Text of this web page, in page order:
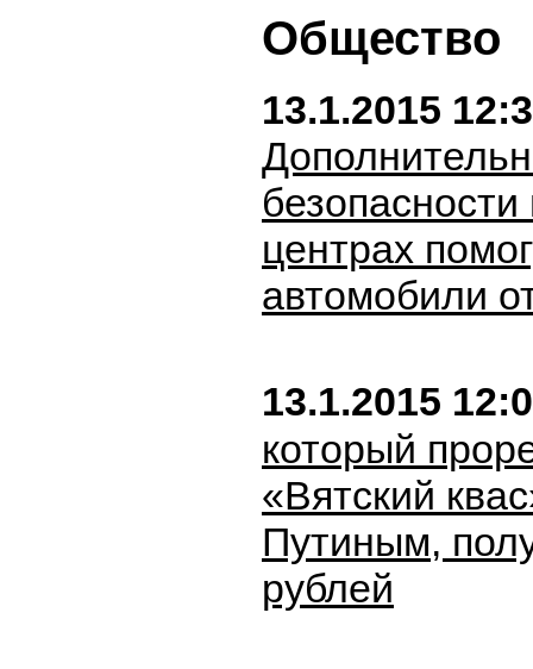
Общество
13.1.2015
безопасности
центрах
автомобили
13.1.2015
который
«Вятский
Путиным,
рублей